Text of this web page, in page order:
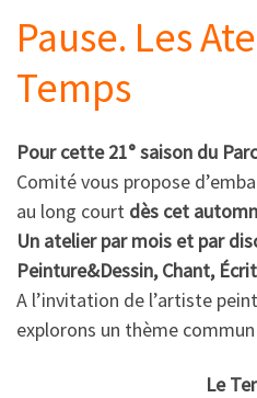
Pause. Les
Temps
Pour cette 21° saison du
Comité vous propose
au long court dès cet
Un atelier par mois et par
Peinture&Dessin, Chant,
A l’invitation de l’artiste
explorons un thème commun
Le